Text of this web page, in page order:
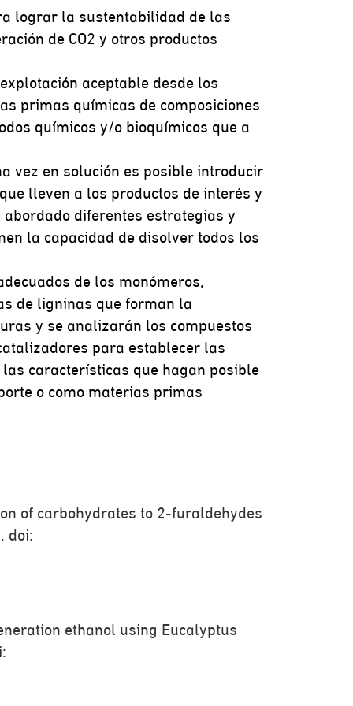
lograr la sustentabilidad de las
de CO2 y otros productos
aceptable desde los
primas químicas de composiciones
químicos y/o bioquímicos que a
vez en solución es posible introducir
lleven a los productos de interés y
diferentes estrategias y
la capacidad de disolver todos los
de los monómeros,
de ligninas que forman la
y se analizarán los compuestos
para establecer las
características que hagan posible
o como materias primas
of carbohydrates to 2-furaldehydes
doi:
ethanol using Eucalyptus